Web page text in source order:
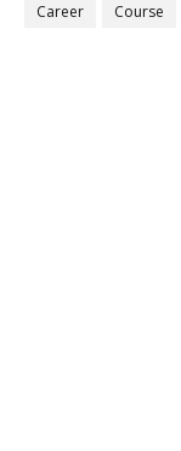
Career Course